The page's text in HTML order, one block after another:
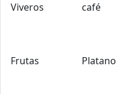
Viveros café
Frutas Platano